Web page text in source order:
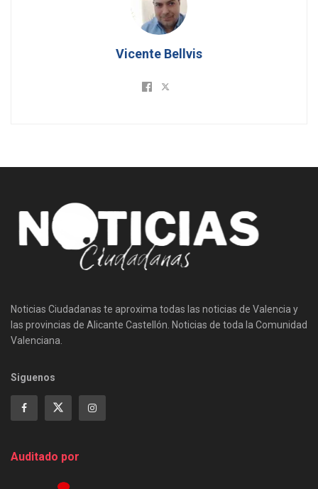
Vicente Bellvis
Noticias Ciudadanas te aproxima todas las noticias de Valencia y
las provincias de Alicante Castellón. Noticias de toda la Comunidad
Valenciana.
Siguenos
Auditado por